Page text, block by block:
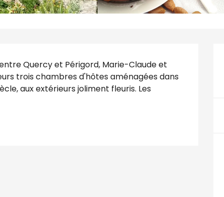
Quercy et Périgord, Marie-Claude et
trois chambres d'hôtes aménagées dans
aux extérieurs joliment fleuris. Les